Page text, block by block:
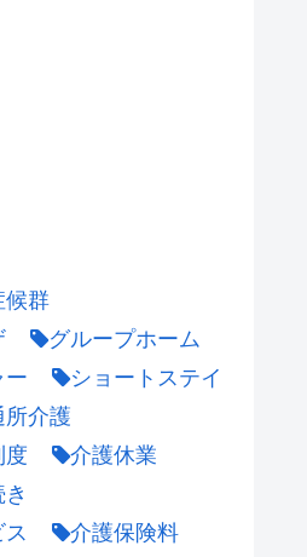
候群
グループホーム
ー
ショートステイ
所介護
度
介護休業
介護保険料